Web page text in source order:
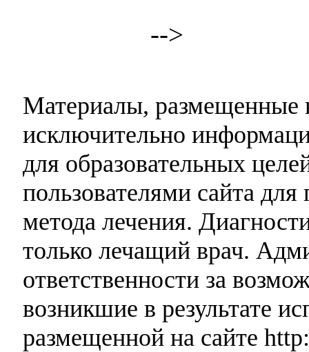
-->
Материалы, размещенные
исключительно
для образовательных
пользователями сайта
метода лечения.
только лечащий врач.
ответственности за
возникшие в результате
размещенной на сайте